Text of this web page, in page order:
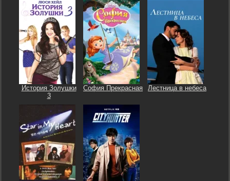
История Золушки
3
София Прекрасная Лестница в небеса